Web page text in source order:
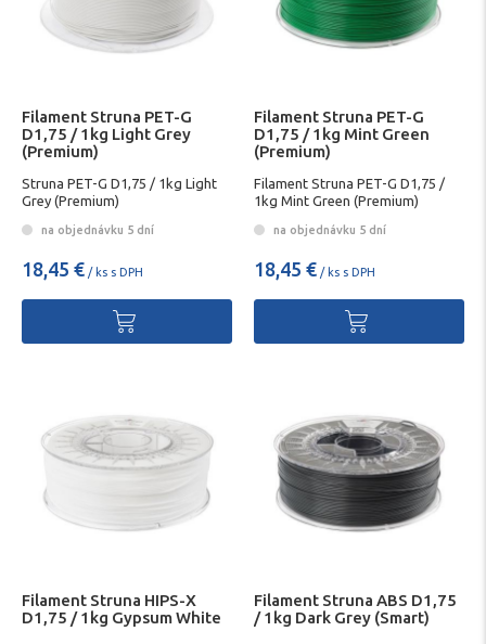
Filament Struna PET-G
D1,75 / 1kg Light Grey
(Premium)
Struna PET-G D1,75 / 1kg Light
Grey (Premium)
na objednávku 5 dní
18,45 € / ks s DPH
Filament Struna PET-G
D1,75 / 1kg Mint Green
(Premium)
Filament Struna PET-G D1,75 /
1kg Mint Green (Premium)
na objednávku 5 dní
18,45 € / ks s DPH
Filament Struna HIPS-X
D1,75 / 1kg Gypsum White
Filament Struna ABS D1,75
/ 1kg Dark Grey (Smart)